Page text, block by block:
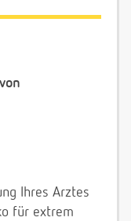
Ihres Arztes
für extrem